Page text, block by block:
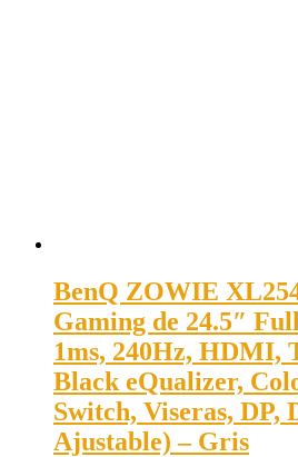
BenQ ZOWIE
Gaming de 24.5″
1ms, 240Hz, HDMI,
Black eQualizer,
Switch, Viseras,
Ajustable) – Gris